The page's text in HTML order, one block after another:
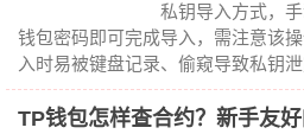
私钥导入方式，
钱包密码即可完成导入，需注意该
入时易被键盘记录、偷窥导致私钥
TP钱包怎样查合约？新手友